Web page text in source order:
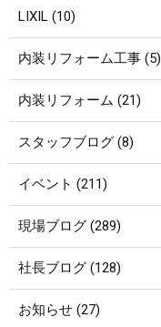
LIXIL (10)
内装リフォーム工事 (5)
内装リフォーム (21)
スタッフブログ (8)
イベント (211)
現場ブログ (289)
社長ブログ (128)
お知らせ (27)